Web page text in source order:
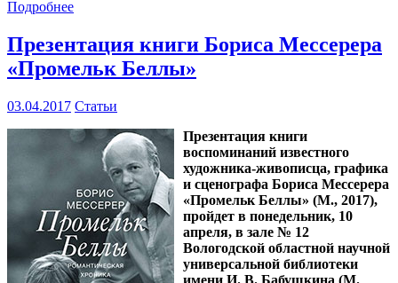
Подробнее
Презентация книги Бориса Мессерера
«Промельк Беллы»
03.04.2017 Статьи
Презентация книги
воспоминаний известного
художника-живописца, графика
и сценографа Бориса Мессерера
«Промельк Беллы» (М., 2017),
пройдет в понедельник, 10
апреля, в зале № 12
Вологодской областной научной
универсальной библиотеки
имени И. В. Бабушкина (М.